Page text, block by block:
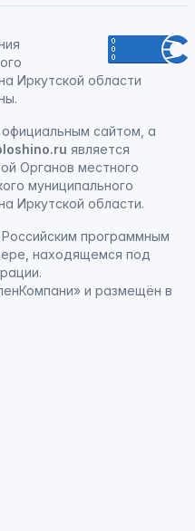
Иркутской области
официальным сайтом, а
является
Органов местного
муниципального
Иркутской области.
Российским программным
находящемся под
.
и размещён в